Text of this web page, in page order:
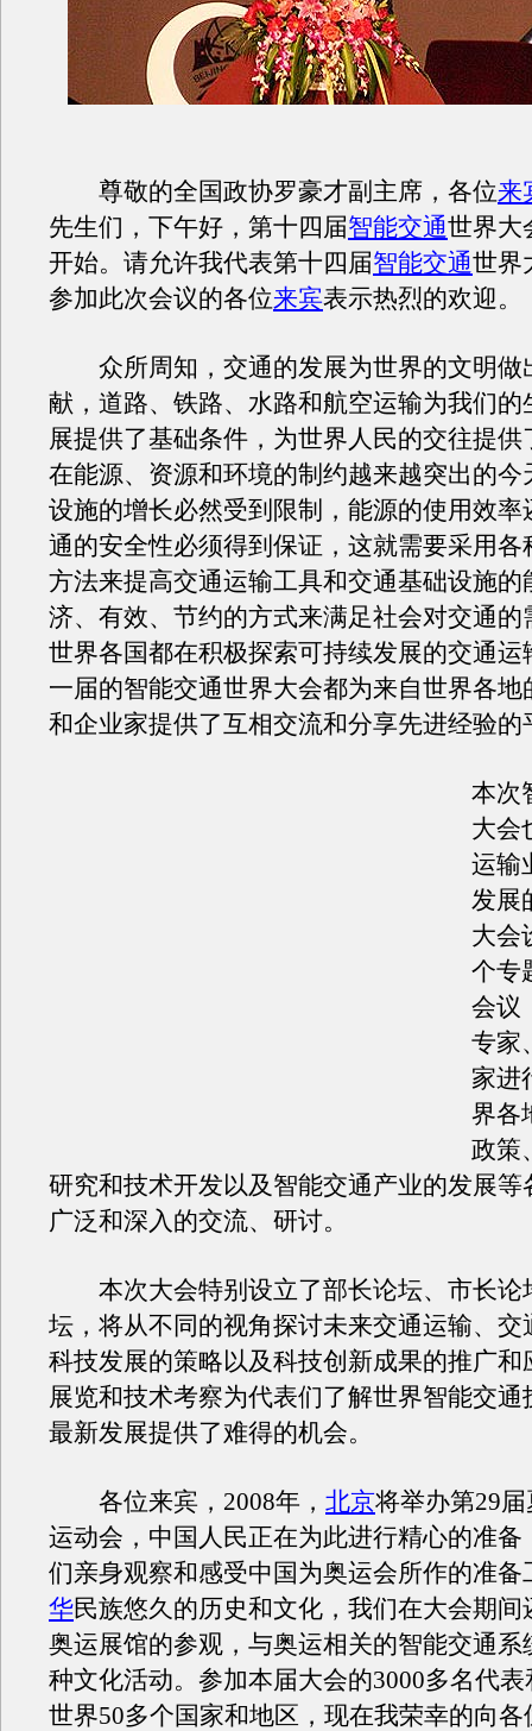
尊敬的全国政协罗豪才副主席，各位来
先生们，下午好，第十四届智能交通世界大
开始。请允许我代表第十四届智能交通世界
参加此次会议的各位来宾表示热烈的欢迎。
众所周知，交通的发展为世界的文明做
献，道路、铁路、水路和航空运输为我们的
展提供了基础条件，为世界人民的交往提供
在能源、资源和环境的制约越来越突出的今
设施的增长必然受到限制，能源的使用效率
通的安全性必须得到保证，这就需要采用各
方法来提高交通运输工具和交通基础设施的
济、有效、节约的方式来满足社会对交通的
世界各国都在积极探索可持续发展的交通运
一届的智能交通世界大会都为来自世界各地
和企业家提供了互相交流和分享先进经验的
本次
大会
运输
发展
大会
个专
会议
专家
家进
界各
政策
研究和技术开发以及智能交通产业的发展等
广泛和深入的交流、研讨。
本次大会特别设立了部长论坛、市长论
坛，将从不同的视角探讨未来交通运输、交
科技发展的策略以及科技创新成果的推广和
展览和技术考察为代表们了解世界智能交通
最新发展提供了难得的机会。
各位来宾，2008年， 北京将举办第29
运动会，中国人民正在为此进行精心的准备
们亲身观察和感受中国为奥运会所作的准备
华民族悠久的历史和文化，我们在大会期间
奥运展馆的参观，与奥运相关的智能交通系
种文化活动。参加本届大会的3000多名代
世界50多个国家和地区，现在我荣幸的向